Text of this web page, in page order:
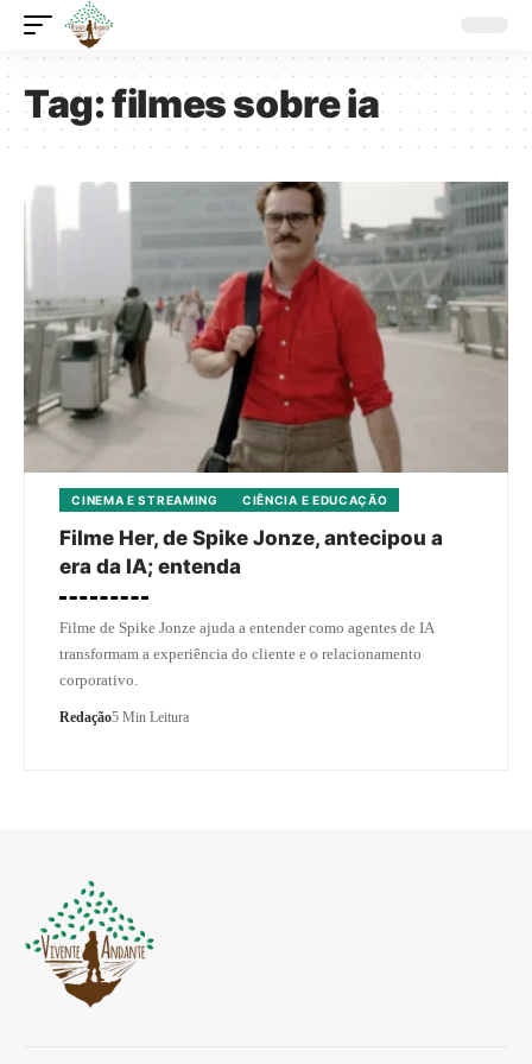
Tag:filmes sobre ia
CINEMA E STREAMING CIÊNCIA E EDUCAÇÃO
Filme Her, de Spike Jonze, antecipou a
era da IA; entenda
Filme de Spike Jonze ajuda a entender como agentes de IA
transformam a experiência do cliente e o relacionamento
corporativo.
Redação5 Min Leitura